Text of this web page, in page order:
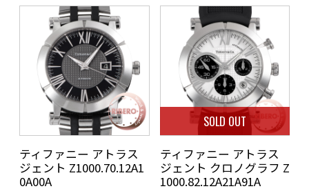
ティファニー アトラス
ジェント Z1000.70.12A1
0A00A
SOLD OUT
ティファニー アトラス
ジェント クロノグラフ Z
1000.82.12A21A91A